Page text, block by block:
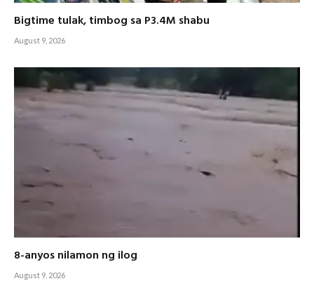
Bigtime tulak, timbog sa P3.4M shabu
August 9, 2026
8-anyos nilamon ng ilog
August 9, 2026